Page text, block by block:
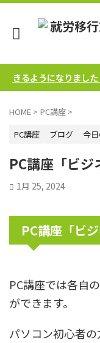
うになりました！
HOME > PC講座 >
PC講座
ブログ 今
PC講座「ビジ
1月 25, 2024
PC講座「ビ
PC講座では各自
ができます。
パソコン初心者